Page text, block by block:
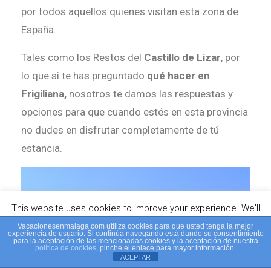
por todos aquellos quienes visitan esta zona de
España.
Tales como los Restos del Castillo de Lizar, por
lo que si te has preguntado qué hacer en
Frigiliana, nosotros te damos las respuestas y
opciones para que cuando estés en esta provincia
no dudes en disfrutar completamente de tú
estancia.
Vacacionesenmalaga.com utiliza cookies para que usted tenga la mejor
experiencia de usuario. Si continúa navegando está dando su consentimiento
para la aceptación de las mencionadas cookies y la aceptación de nuestra
política de cookies, pinche el enlace para mayor información.
ACEPTAR
This website uses cookies to improve your experience. We'll
assume you're ok with this, but you can opt-out if you wish.
Cookie settings
ACCEPT